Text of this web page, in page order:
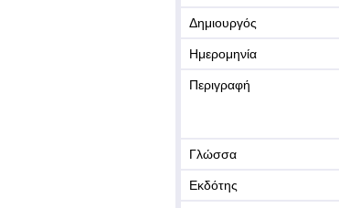
Δημιουργός
Ημερομηνία
Περιγραφή
Γλώσσα
Εκδότης